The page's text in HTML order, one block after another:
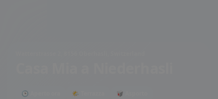
🕒 Aperto ora 🌤 Terrazza 🥡 Asporto